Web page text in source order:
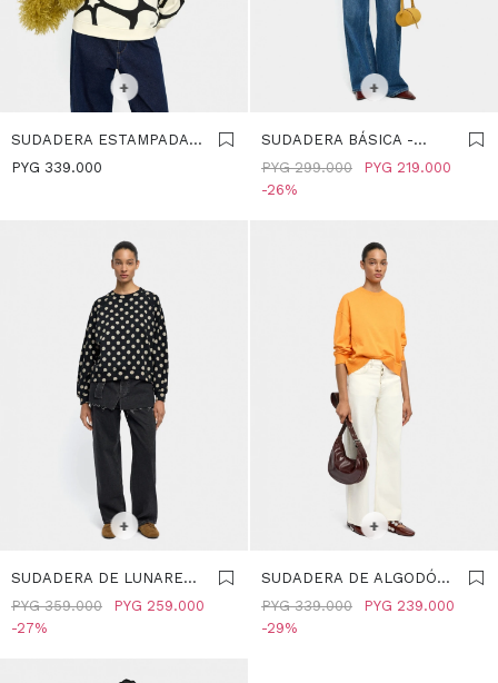
SELECCIONAR TALLE
+
SUDADERA ESTAMPADA
DE ALGODÓN -
PYG 339.000
SELECCIONAR TALLE
+
SUDADERA BÁSICA -
VIOLETA
PYG 219.000
PYG 299.000
26
SELECCIONAR TALLE
+
SUDADERA DE LUNARES
- NEGRO
PYG 259.000
PYG 359.000
27
SELECCIONAR TALLE
+
SUDADERA DE ALGODÓN
- NARANJA
PYG 239.000
PYG 339.000
29